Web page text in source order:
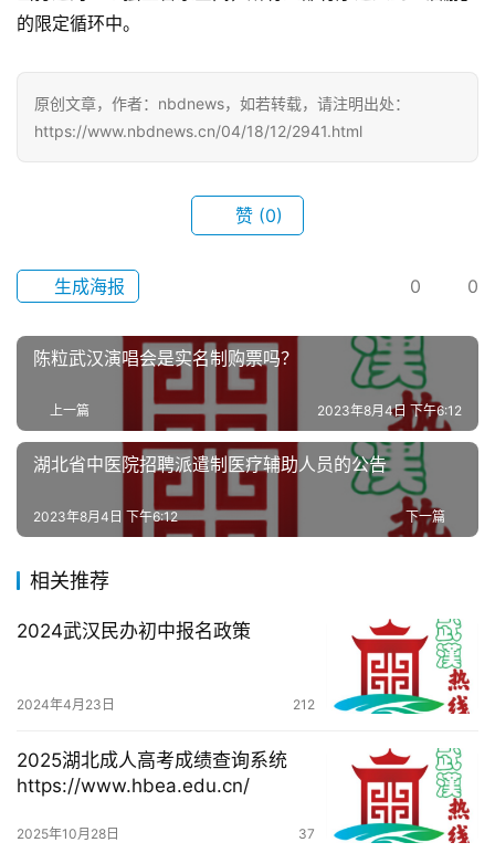
页
汉
滚
生
活
百
技
观
关
我
的限定循环中。
原创文章，作者：nbdnews，如若转载，请注明出处：
https://www.nbdnews.cn/04/18/12/2941.html
赞 (0)
0 0
生成海报
陈粒武汉演唱会是实名制购票吗？
上一篇 2023年8月4日 下午6:12
湖北省中医院招聘派遣制医疗辅助人员的公告
下一篇
2023年8月4日 下午6:12
相关推荐
2024武汉民办初中报名政策
2024年4月23日 212
2025湖北成人高考成绩查询系统
https://www.hbea.edu.cn/
2025年10月28日 37